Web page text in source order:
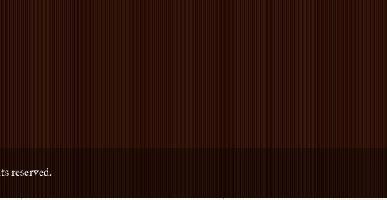
reserved.